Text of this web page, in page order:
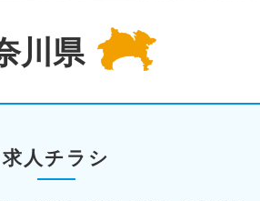
川県
求人チラシ